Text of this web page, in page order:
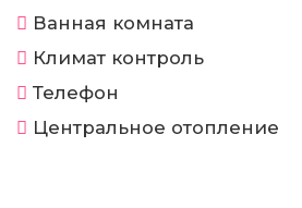
Ванная комната
Климат контроль
Телефон
Центральное отопление